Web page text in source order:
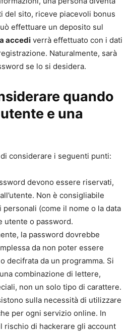
del sito, riceve piacevoli bonus
effettuare un deposito sul
accedi verrà effettuato con i dati
Naturalmente, sarà
se lo si desidera.
quando
e una
considerare i seguenti punti:
devono essere riservati,
Non è consigliabile
(come il nome o la data
utente o password.
la password dovrebbe
da non poter essere
decifrata da un programma. Si
combinazione di lettere,
non un solo tipo di carattere.
sulla necessità di utilizzare
per ogni servizio online. In
rischio di hackerare gli account